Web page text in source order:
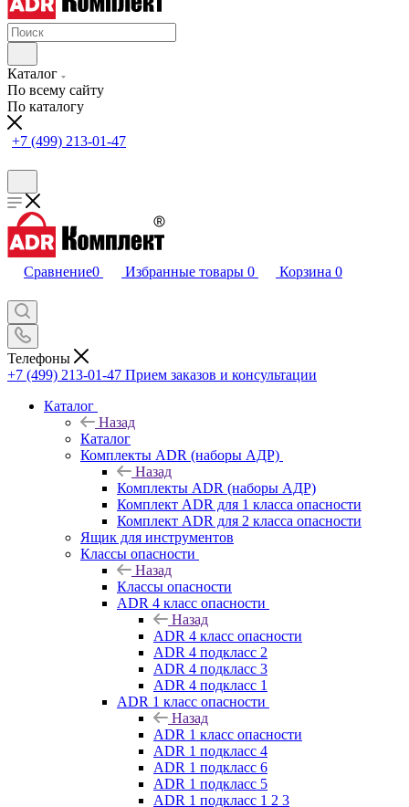
Каталог
По всему сайту
По каталогу
+7 (499) 213-01-47
Сравнение0 Избранные товары 0 Корзина 0
Телефоны
+7 (499) 213-01-47 Прием заказов и консультации
Каталог
Назад
Каталог
Комплекты ADR (наборы АДР)
Назад
Комплекты ADR (наборы АДР)
Комплект ADR для 1 класса опасности
Комплект ADR для 2 класса опасности
Ящик для инструментов
Классы опасности
Назад
Классы опасности
ADR 4 класс опасности
Назад
ADR 4 класс опасности
ADR 4 подкласс 2
ADR 4 подкласс 3
ADR 4 подкласс 1
ADR 1 класс опасности
Назад
ADR 1 класс опасности
ADR 1 подкласс 4
ADR 1 подкласс 6
ADR 1 подкласс 5
ADR 1 подкласс 1 2 3